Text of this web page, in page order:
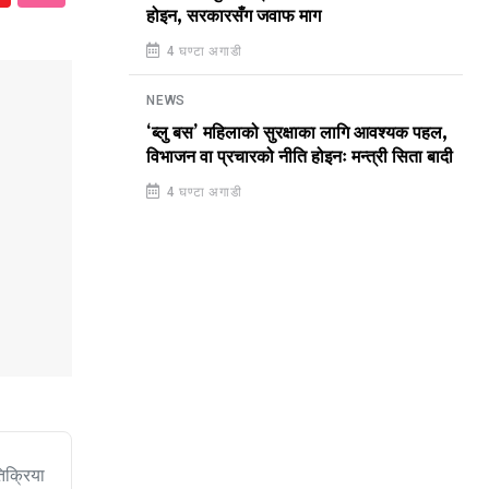
होइन, सरकारसँग जवाफ माग
4 घण्टा अगाडी
NEWS
‘ब्लु बस’ महिलाको सुरक्षाका लागि आवश्यक पहल,
विभाजन वा प्रचारको नीति होइनः मन्त्री सिता बादी
4 घण्टा अगाडी